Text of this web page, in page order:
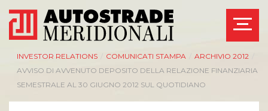
INVESTOR RELATIONS COMUNICATI STAMPA ARCHIVIO 2012
AVVISO DI AVVENUTO DEPOSITO DELLA RELAZIONE FINANZIARIA
SEMESTRALE AL 30 GIUGNO 2012 SUL QUOTIDIANO